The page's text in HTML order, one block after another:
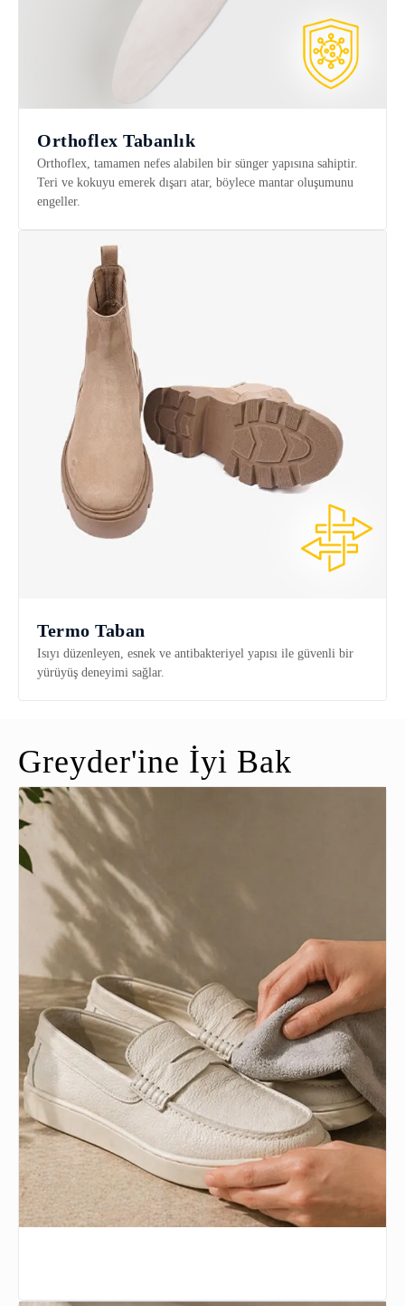
Orthoflex Tabanlık
Orthoflex, tamamen nefes alabilen bir sünger yapısına sahiptir.
Teri ve kokuyu emerek dışarı atar, böylece mantar oluşumunu
engeller.
Termo Taban
Isıyı düzenleyen, esnek ve antibakteriyel yapısı ile güvenli bir
yürüyüş deneyimi sağlar.
Greyder'ine İyi Bak